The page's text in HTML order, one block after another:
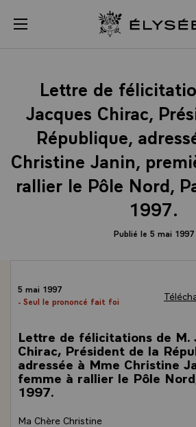
menu Retour à
Lettre de
Jacques Chirac,
République,
Christine Janin,
rallier le Pôle Nord,
1997.
Publié le 5 mai 1997
5 mai 1997
- Seul le prononcé fait foi
Lettre de félicitations de M.
Chirac, Président de la
adressée à Mme Christine
femme à rallier le Pôle
1997.
Ma Chère Christine
Panneau de gestion des cookies